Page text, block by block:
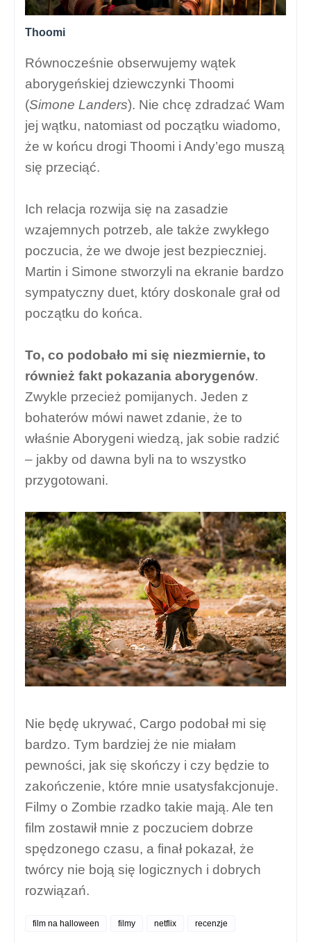
Thoomi
Równocześnie obserwujemy wątek
aborygeńskiej dziewczynki Thoomi
(Simone Landers). Nie chcę zdradzać Wam
jej wątku, natomiast od początku wiadomo,
że w końcu drogi Thoomi i Andy’ego muszą
się przeciąć.
Ich relacja rozwija się na zasadzie
wzajemnych potrzeb, ale także zwykłego
poczucia, że we dwoje jest bezpieczniej.
Martin i Simone stworzyli na ekranie bardzo
sympatyczny duet, który doskonale grał od
początku do końca.
To, co podobało mi się niezmiernie, to
również fakt pokazania aborygenów.
Zwykle przecież pomijanych. Jeden z
bohaterów mówi nawet zdanie, że to
właśnie Aborygeni wiedzą, jak sobie radzić
– jakby od dawna byli na to wszystko
przygotowani.
Nie będę ukrywać, Cargo podobał mi się
bardzo. Tym bardziej że nie miałam
pewności, jak się skończy i czy będzie to
zakończenie, które mnie usatysfakcjonuje.
Filmy o Zombie rzadko takie mają. Ale ten
film zostawił mnie z poczuciem dobrze
spędzonego czasu, a finał pokazał, że
twórcy nie boją się logicznych i dobrych
rozwiązań.
film na halloween filmy netflix recenzje